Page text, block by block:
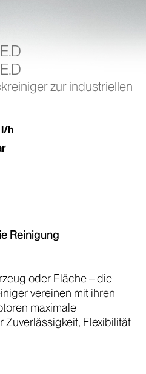
zur industriellen
l/h
Reinigung
oder Fläche – die
vereinen mit ihren
maximale
Zuverlässigkeit, Flexibilität